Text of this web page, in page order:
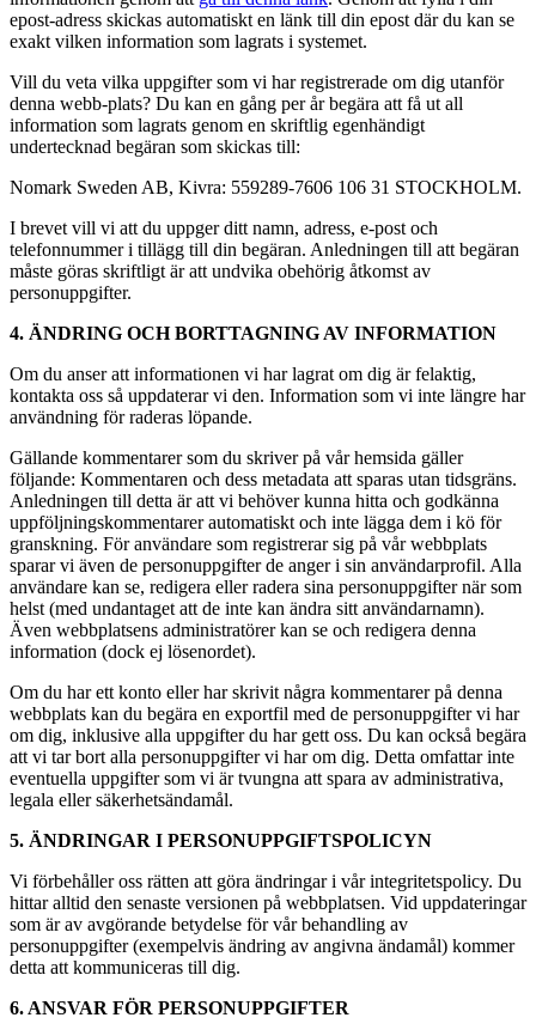
epost-adress skickas automatiskt en länk till din epost där du kan se
exakt vilken information som lagrats i systemet.
Vill du veta vilka uppgifter som vi har registrerade om dig utanför
denna webb-plats? Du kan en gång per år begära att få ut all
information som lagrats genom en skriftlig egenhändigt
undertecknad begäran som skickas till:
Nomark Sweden AB, Kivra: 559289-7606 106 31 STOCKHOLM.
I brevet vill vi att du uppger ditt namn, adress, e-post och
telefonnummer i tillägg till din begäran. Anledningen till att begäran
måste göras skriftligt är att undvika obehörig åtkomst av
personuppgifter.
4. ÄNDRING OCH BORTTAGNING AV INFORMATION
Om du anser att informationen vi har lagrat om dig är felaktig,
kontakta oss så uppdaterar vi den. Information som vi inte längre har
användning för raderas löpande.
Gällande kommentarer som du skriver på vår hemsida gäller
följande: Kommentaren och dess metadata att sparas utan tidsgräns.
Anledningen till detta är att vi behöver kunna hitta och godkänna
uppföljningskommentarer automatiskt och inte lägga dem i kö för
granskning. För användare som registrerar sig på vår webbplats
sparar vi även de personuppgifter de anger i sin användarprofil. Alla
användare kan se, redigera eller radera sina personuppgifter när som
helst (med undantaget att de inte kan ändra sitt användarnamn).
Även webbplatsens administratörer kan se och redigera denna
information (dock ej lösenordet).
Om du har ett konto eller har skrivit några kommentarer på denna
webbplats kan du begära en exportfil med de personuppgifter vi har
om dig, inklusive alla uppgifter du har gett oss. Du kan också begära
att vi tar bort alla personuppgifter vi har om dig. Detta omfattar inte
eventuella uppgifter som vi är tvungna att spara av administrativa,
legala eller säkerhetsändamål.
5. ÄNDRINGAR I PERSONUPPGIFTSPOLICYN
Vi förbehåller oss rätten att göra ändringar i vår integritetspolicy. Du
hittar alltid den senaste versionen på webbplatsen. Vid uppdateringar
som är av avgörande betydelse för vår behandling av
personuppgifter (exempelvis ändring av angivna ändamål) kommer
detta att kommuniceras till dig.
6. ANSVAR FÖR PERSONUPPGIFTER